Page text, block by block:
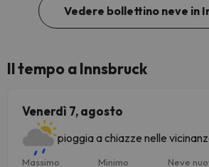
Vedere bollettino neve in
Il tempo a Innsbruck
Venerdì 7, agosto
pioggia a chiazze nelle
Massimo Minimo Neve